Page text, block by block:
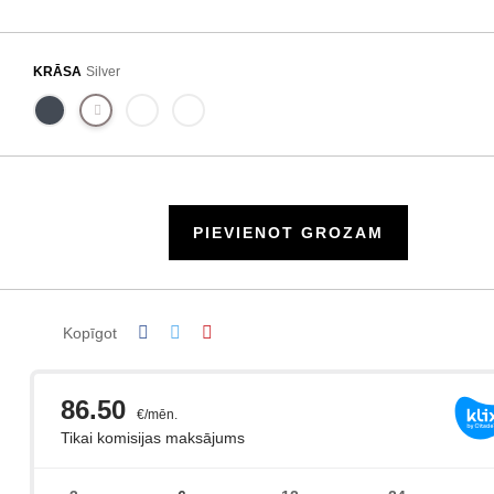
KRĀSA Silver
PIEVIENOT GROZAM
Kopīgot